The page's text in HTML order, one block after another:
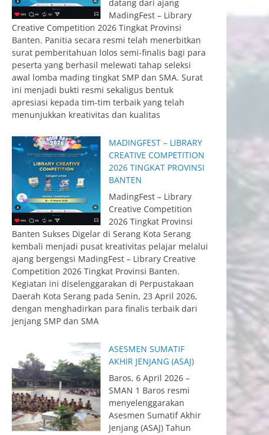
datang dari ajang
MadingFest – Library
Creative Competition 2026 Tingkat Provinsi
Banten. Panitia secara resmi telah menerbitkan
surat pemberitahuan lolos semi-finalis bagi para
peserta yang berhasil melewati tahap seleksi
awal lomba mading tingkat SMP dan SMA. Surat
ini menjadi bukti resmi sekaligus bentuk
apresiasi kepada tim-tim terbaik yang telah
menunjukkan kreativitas dan kualitas
MADINGFEST – LIBRARY
CREATIVE COMPETITION
2026 TINGKAT PROVINSI
BANTEN
MadingFest – Library
Creative Competition
2026 Tingkat Provinsi
Banten Sukses Digelar di Serang Kota Serang
kembali menjadi pusat kreativitas pelajar melalui
ajang bergengsi MadingFest – Library Creative
Competition 2026 Tingkat Provinsi Banten.
Kegiatan ini diselenggarakan di Perpustakaan
Daerah Kota Serang pada Senin, 23 April 2026,
dengan menghadirkan para finalis terbaik dari
jenjang SMP dan SMA
ASESMEN SUMATIF
AKHIR JENJANG (ASAJ)
Baros, 6 April 2026 –
SMAN 1 Baros resmi
menyelenggarakan
Asesmen Sumatif Akhir
Jenjang (ASAJ) Tahun